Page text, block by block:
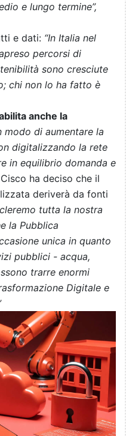
e lungo termine”,
e dati: “In Italia nel
percorsi di
sono cresciute
chi non lo ha fatto è
anche la
modo di aumentare la
digitalizzando la rete
in equilibrio domanda e
ha deciso che il
deriverà da fonti
tutta la nostra
la Pubblica
unica in quanto
pubblici - acqua,
trarre enormi
Digitale e